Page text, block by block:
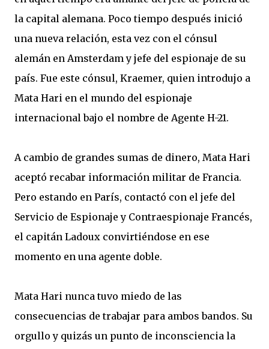
la capital alemana. Poco tiempo después inició
una nueva relación, esta vez con el cónsul
alemán en Amsterdam y jefe del espionaje de su
país. Fue este cónsul, Kraemer, quien introdujo a
Mata Hari en el mundo del espionaje
internacional bajo el nombre de Agente H-21.
A cambio de grandes sumas de dinero, Mata Hari
aceptó recabar información militar de Francia.
Pero estando en París, contactó con el jefe del
Servicio de Espionaje y Contraespionaje Francés,
el capitán Ladoux convirtiéndose en ese
momento en una agente doble.
Mata Hari nunca tuvo miedo de las
consecuencias de trabajar para ambos bandos. Su
orgullo y quizás un punto de inconsciencia la